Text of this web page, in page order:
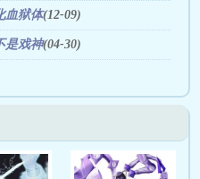
血狱体(12-09)
是戏神(04-30)